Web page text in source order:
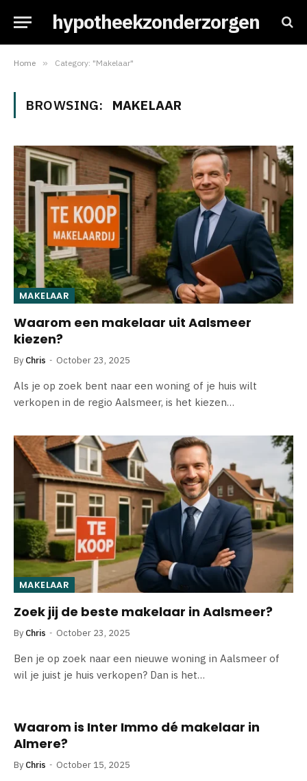
hypotheekzonderzorgen
Home » Category: "Makelaar"
BROWSING: MAKELAAR
MAKELAAR
Waarom een makelaar uit Aalsmeer
kiezen?
By Chris October 23, 2025
Als je op zoek bent naar een woning of je huis wilt
verkopen in de regio Aalsmeer, is het kiezen…
MAKELAAR
Zoek jij de beste makelaar in Aalsmeer?
By Chris October 23, 2025
Ben je op zoek naar een nieuwe woning in Aalsmeer of
wil je juist je huis verkopen? Dan is het…
Waarom is Inter Immo dé makelaar in
Almere?
By Chris October 15, 2025